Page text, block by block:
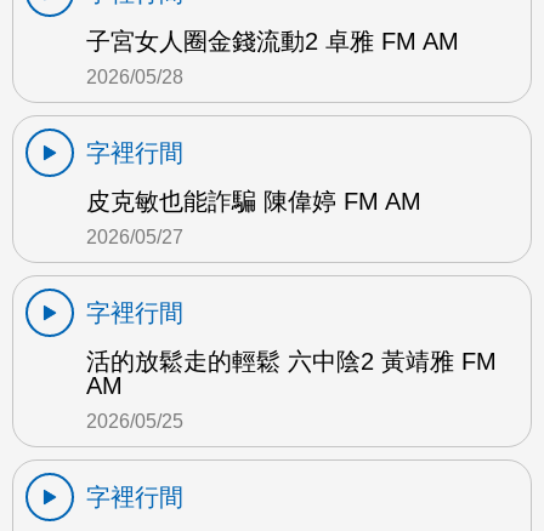
子宮女人圈金錢流動2 卓雅 FM AM
2026/05/28
字裡行間
皮克敏也能詐騙 陳偉婷 FM AM
2026/05/27
字裡行間
活的放鬆走的輕鬆 六中陰2 黃靖雅 FM
AM
2026/05/25
字裡行間